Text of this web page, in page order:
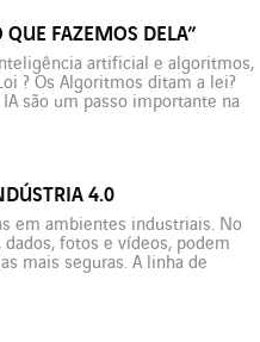
FAZEMOS DELA”
artificial e algoritmos,
? Os Algoritmos ditam a lei?
são um passo importante na
4.0
em ambientes industriais. No
fotos e vídeos, podem
mais seguras. A linha de